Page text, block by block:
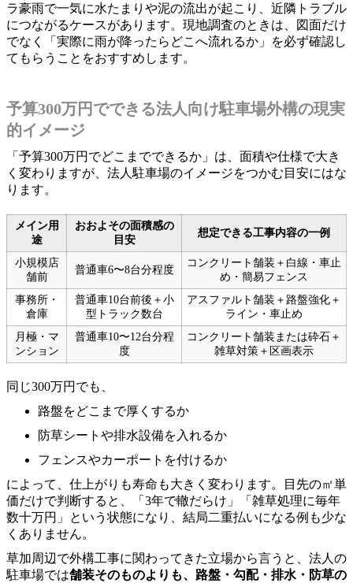
ラ豪雨で一気に水たまりや泥の流出が起こり、近隣トラブル
につながるケースがあります。現地調査のときは、図面だけ
でなく「実際に雨が降ったらどこへ流れるか」を必ず確認し
てもらうことをおすすめします。
予算300万円でできる法人向け駐車場外構の現実
的イメージ
「予算300万円でどこまでできるか」は、面積や仕様で大き
く変わりますが、法人駐車場のイメージをつかむ目安にはな
ります。
メイン用
途
おおよその面積感の
目安
想定できる工事内容の一例
小規模店
舗前
普通車6〜8台分程度
コンクリート舗装＋白線・車止
め・簡易フェンス
事務所・
倉庫
普通車10台前後＋小
型トラック数台
アスファルト舗装＋路盤強化＋
ライン・車止め
月極・マ
ンション
普通車10〜12台分程
度
コンクリート舗装または砕石＋
雑草対策＋区画表示
同じ300万円でも、
路盤をどこまで厚くするか
防草シートや排水設備を入れるか
フェンスやカーポートを付けるか
によって、仕上がりも寿命も大きく変わります。目先の㎡単
価だけで判断すると、「3年で轍だらけ」「雑草処理に毎年
数十万円」という状態になり、結局二重払いになる例も少な
くありません。
草加周辺で外構工事に関わってきた立場から言うと、法人の
駐車場では舗装そのものよりも、路盤・勾配・排水・防草の